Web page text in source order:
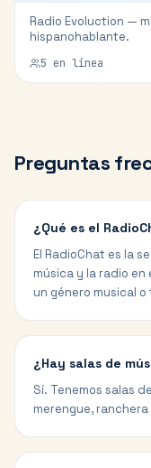
Radio Evoluction —
hispanohablante.
5 en línea
Preguntas
¿Qué es el
El RadioChat es la
música y la radio
un género musical
¿Hay salas de
Sí. Tenemos salas
merengue,